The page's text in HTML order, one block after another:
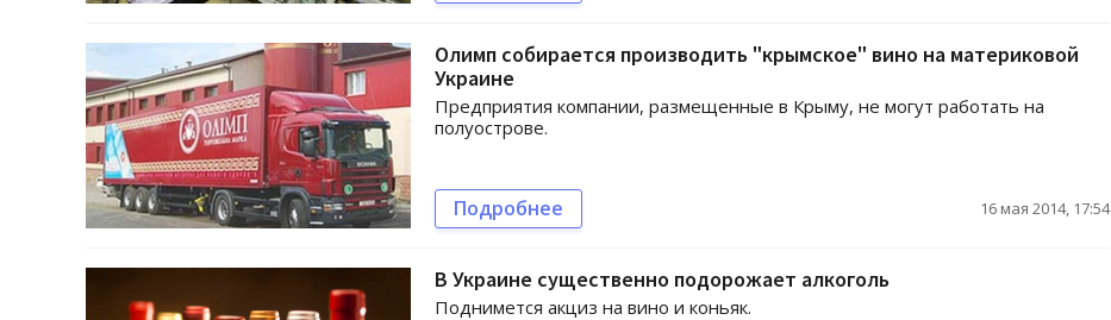
Олимп собирается производить "крымское" вино на материковой
Украине
Предприятия компании, размещенные в Крыму, не могут работать на
полуострове.
Подробнее 16 мая 2014, 17:54
В Украине существенно подорожает алкоголь
Поднимется акциз на вино и коньяк.